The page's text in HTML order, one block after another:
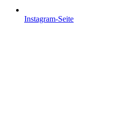
Instagram-Seite